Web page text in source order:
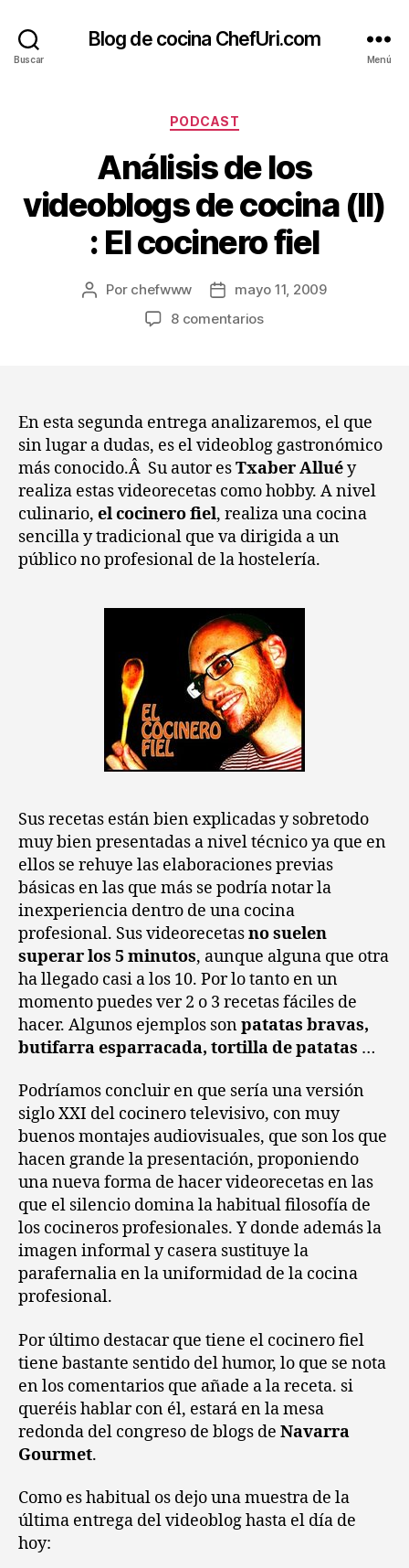
Buscar
Blog de cocina ChefUri.com
Menú
Categorías
PODCAST
Análisis de los
videoblogs de cocina (II)
: El cocinero fiel
Autor
Por chefwww
Fechamayo 11, 2009
8 comentariosen
de
cocina
(II)
:
El
cocinero
fiel
En esta segunda entrega analizaremos, el que
sin lugar a dudas, es el videoblog gastronómico
más conocido.Â Su autor esTxaber Alluéy
realiza estas videorecetas como hobby. A nivel
culinario, el cocinero fiel, realiza una cocina
sencilla y tradicional que va dirigida a un
público no profesional de la hostelería.
Sus recetas están bien explicadas y sobretodo
muy bien presentadas a nivel técnico ya que en
ellos se rehuye las elaboraciones previas
básicas en las que más se podría notar la
inexperiencia dentro de una cocina
profesional. Sus videorecetasno suelen
superar los 5 minutos, aunque alguna que otra
ha llegado casi a los 10. Por lo tanto en un
momento puedes ver 2 o 3 recetas fáciles de
hacer. Algunos ejemplos sonpatatas bravas,
butifarra esparracada, tortilla de patatas …
Podríamos concluir en que sería una versión
siglo XXI del cocinero televisivo, con muy
buenos montajes audiovisuales, que son los que
hacen grande la presentación, proponiendo
una nueva forma de hacer videorecetas en las
que el silencio domina la habitual filosofía de
los cocineros profesionales. Y donde además la
imagen informal y casera sustituye la
parafernalia en la uniformidad de la cocina
profesional.
Por último destacar que tiene el cocinero fiel
tiene bastante sentido del humor, lo que se nota
en los comentarios que añade a la receta. si
queréis hablar con él, estará en la mesa
redonda del congreso de blogs de Navarra
Gourmet.
Como es habitual os dejo una muestra de la
última entrega del videoblog hasta el día de
hoy: